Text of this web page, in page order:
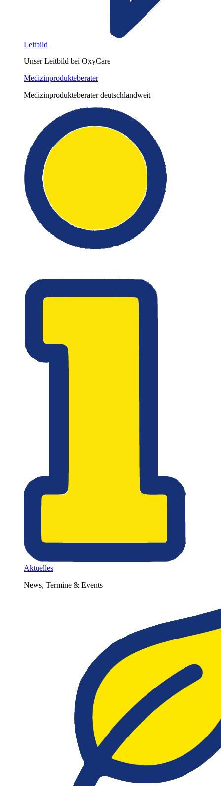
Leitbild
Unser Leitbild bei OxyCare
Medizinprodukteberater
Medizinprodukteberater deutschlandweit
Aktuelles
News, Termine & Events